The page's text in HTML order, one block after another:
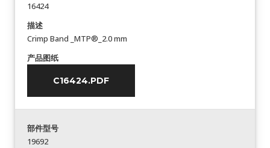
16424
描述
Crimp Band _MTP®_2.0 mm
产品图纸
C16424.PDF
部件型号
19692